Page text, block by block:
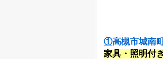
①高槻市城南
家具・照明付